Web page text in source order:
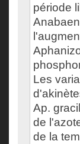
période
Les
Ap.
de
de la